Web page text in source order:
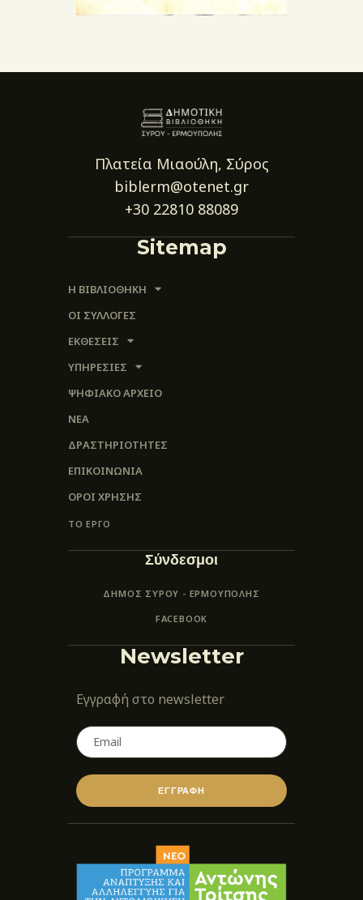
Πλατεία Μιαούλη, Σύρος
biblerm@otenet.gr
+30 22810 88089
Sitemap
Η ΒΙΒΛΙΟΘΗΚΗ
ΟΙ ΣΥΛΛΟΓΈΣ
ΕΚΘΕΣΕΙΣ
ΥΠΗΡΕΣΙΕΣ
ΨΗΦΙΑΚΌ ΑΡΧΕΊΟ
ΝΕΑ
ΔΡΑΣΤΗΡΙΟΤΗΤΕΣ
ΕΠΙΚΟΙΝΩΝΊΑ
ΌΡΟΙ ΧΡΉΣΗΣ
ΤΟ ΕΡΓΟ
Σύνδεσμοι
ΔΗΜΟΣ ΣΥΡΟΥ - ΕΡΜΟΎΠΟΛΗΣ
FACEBOOK
Newsletter
Εγγραφή στο newsletter
ΕΓΓΡΑΦΗ